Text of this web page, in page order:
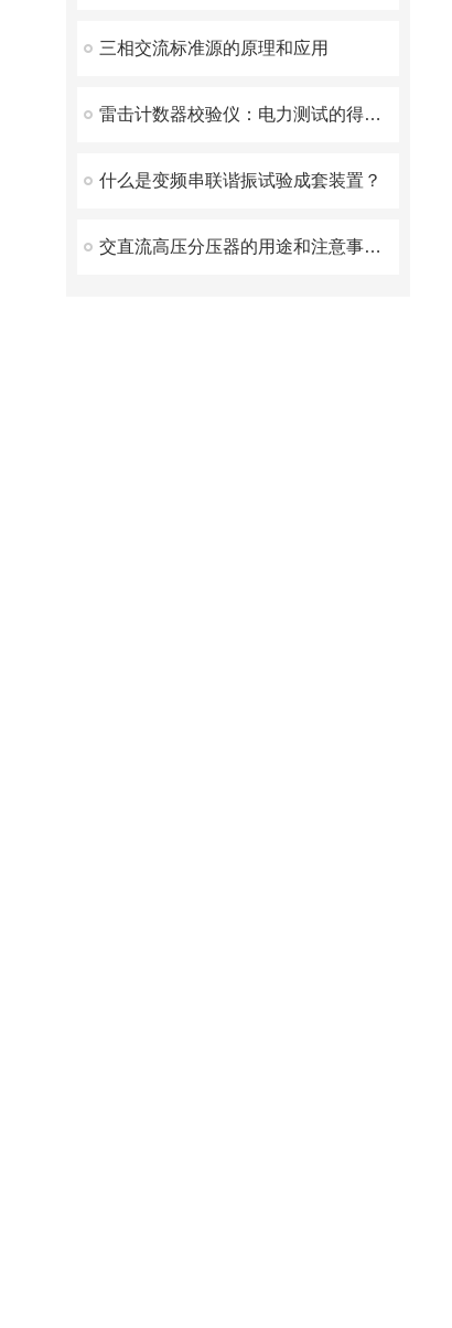
三相交流标准源的原理和应用
雷击计数器校验仪：电力测试的得力助手
什么是变频串联谐振试验成套装置？
交直流高压分压器的用途和注意事项说明